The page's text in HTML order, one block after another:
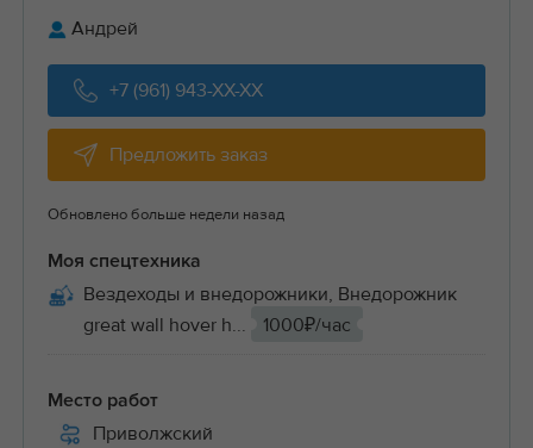
Андрей
+7 (961) 943-XX-XX
Предложить заказ
Обновлено больше недели назад
Моя спецтехника
Вездеходы и внедорожники, Внедорожник
great wall hover h...
1000₽/час
Место работ
Приволжский